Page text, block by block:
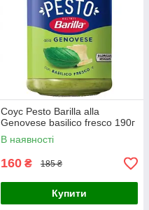
Соус Pesto Barilla alla
Genovese basilico fresco 190г
В наявності
160 ₴ 185 ₴
Купити